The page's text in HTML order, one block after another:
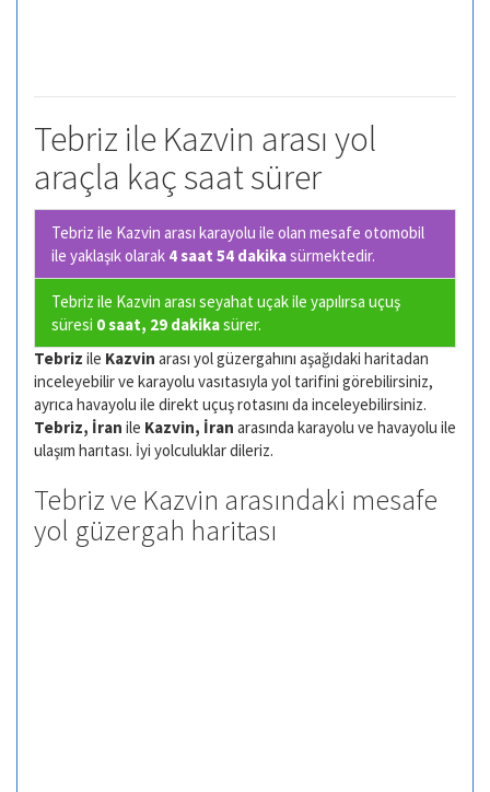
Tebriz ile Kazvin arası yol
araçla kaç saat sürer
Tebriz ile Kazvin arası karayolu ile olan mesafe otomobil
ile yaklaşık olarak 4 saat 54 dakikasürmektedir.
Tebriz ile Kazvin arası seyahat uçak ile yapılırsa uçuş
süresi 0 saat, 29 dakikasürer.
Tebriz ile Kazvin arası yol güzergahını aşağıdaki haritadan
inceleyebilir ve karayolu vasıtasıyla yol tarifini görebilirsiniz,
ayrıca havayolu ile direkt uçuş rotasını da inceleyebilirsiniz.
Tebriz, İran ile Kazvin, İran arasında karayolu ve havayolu ile
ulaşım harıtası. İyi yolculuklar dileriz.
Tebriz ve Kazvin arasındaki mesafe
yol güzergah haritası